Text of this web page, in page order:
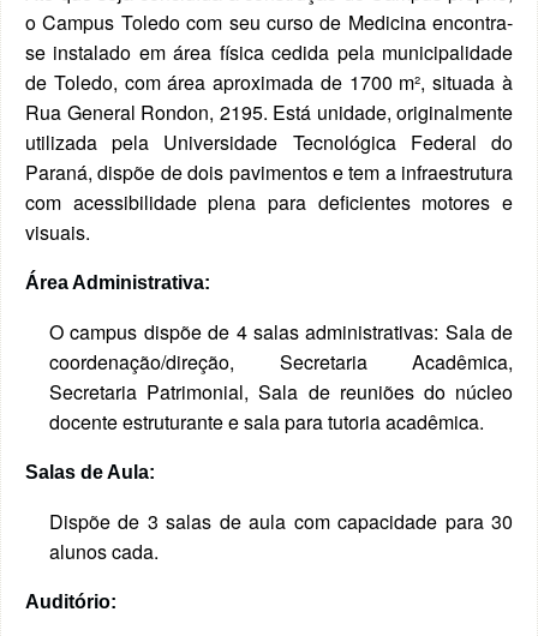
o Campus Toledo com seu curso de Medicina encontra-
se instalado em área física cedida pela municipalidade
de Toledo, com área aproximada de 1700 m², situada à
Rua General Rondon, 2195. Está unidade, originalmente
utilizada pela Universidade Tecnológica Federal do
Paraná, dispõe de dois pavimentos e tem a infraestrutura
com acessibilidade plena para deficientes motores e
visuais.
Área Administrativa:
O campus dispõe de 4 salas administrativas: Sala de
coordenação/direção, Secretaria Acadêmica,
Secretaria Patrimonial, Sala de reuniões do núcleo
docente estruturante e sala para tutoria acadêmica.
Salas de Aula:
Dispõe de 3 salas de aula com capacidade para 30
alunos cada.
Auditório: